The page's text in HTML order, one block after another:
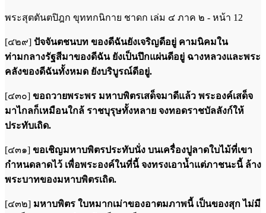
พระสุตตันตปิฎก ขุททกนิกาย ชาดก เล่ม ๔ ภาค ๒ - หน้า 12
[๔๒๙] ปัจจันตชนบท ของดีฉันยังเจริญดีอยู่ คามนิคมใน
ท่ามกลางรัฐสีมาของดีฉัน ยังเป็นปึกแผ่นดีอยู่ ฉางหลวงและพระ
คลังของดีฉันทั้งหมด ยังบริบูรณ์ดีอยู่.
[๔๓๐] ขอถวายพระพร มหาบพิตรเสด็จมาดีแล้ว พระองค์เสด็จ
มาไกลก็เหมือนใกล้ ราชบุรุษทั้งหลาย จงทอดราชบัลลังก์ให้
ประทับเถิด.
[๔๓๑] ขอเชิญมหาบพิตรประทับนั่ง บนเครื่องปูลาดใบไม้ที่เขา
กำหนดลาดไว้ เพื่อพระองค์ในที่นี้ จงทรงเอาน้ำแต่ภาชนะนี้ ล้าง
พระบาทของมหาบพิตรเถิด.
[๔๓๒] มหาบพิตร ใบหมากเม่าของอาตมภาพนี้ เป็นของสุก ไม่มี